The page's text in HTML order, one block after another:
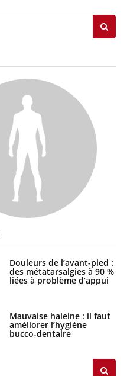
moins de
finalement être
Douleurs de l’avant-pied :
des métatarsalgies à 90 %
liées à problème d’appui
Mauvaise haleine : il faut
améliorer l’hygiène
bucco-dentaire